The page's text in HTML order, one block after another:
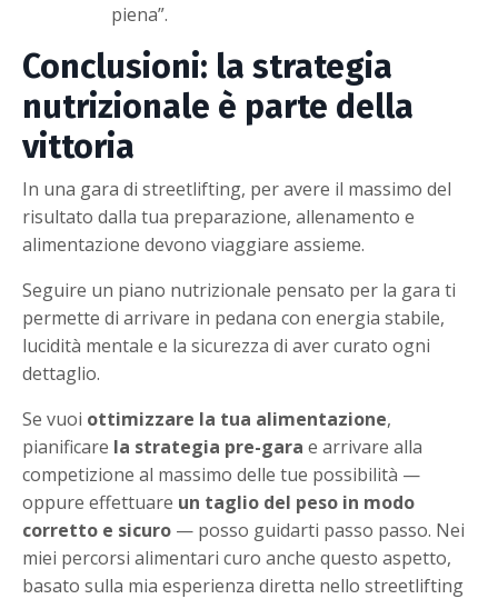
piena”.
Conclusioni: la strategia
nutrizionale è parte della
vittoria
In una gara di streetlifting, per avere il massimo del
risultato dalla tua preparazione, allenamento e
alimentazione devono viaggiare assieme.
Seguire un piano nutrizionale pensato per la gara ti
permette di arrivare in pedana con energia stabile,
lucidità mentale e la sicurezza di aver curato ogni
dettaglio.
Se vuoi ottimizzare la tua alimentazione,
pianificare la strategia pre-gara e arrivare alla
competizione al massimo delle tue possibilità —
oppure effettuare un taglio del peso in modo
corretto e sicuro — posso guidarti passo passo. Nei
miei percorsi alimentari curo anche questo aspetto,
basato sulla mia esperienza diretta nello streetlifting